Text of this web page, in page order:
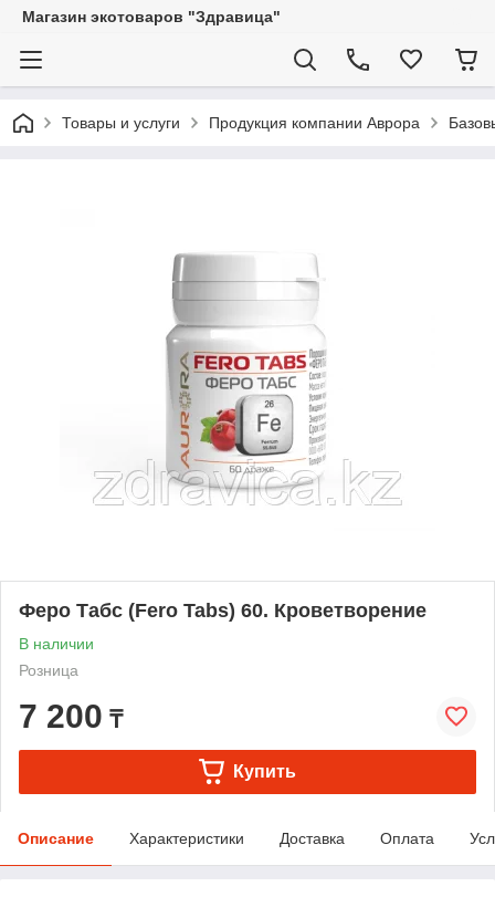
Магазин экотоваров "Здравица"
Товары и услуги Продукция компании Аврора
Феро Табс (Fero Tabs) 60. Кроветворение
В наличии
Розница
7 200 ₸
Купить
Описание Характеристики Доставка Оплата